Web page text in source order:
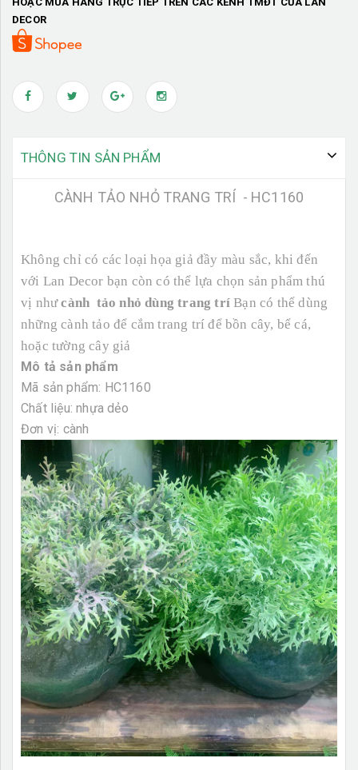
DECOR
THÔNG TIN SẢN PHẨM
CÀNH TẢO NHỎ TRANG TRÍ - HC1160
Không chỉ có các loại họa giả đầy màu sắc, khi đến
với Lan Decor bạn còn có thể lựa chọn sản phẩm thú
vị nhưcành tảo nhỏ dùng trang trí Bạn có thể dùng
những cành tảo để cắm trang trí để bồn cây, bể cá,
hoặc tường cây giả
Mô tả sản phẩm
Mã sản phẩm: HC1160
Chất liệu: nhựa dẻo
Đơn vị: cành